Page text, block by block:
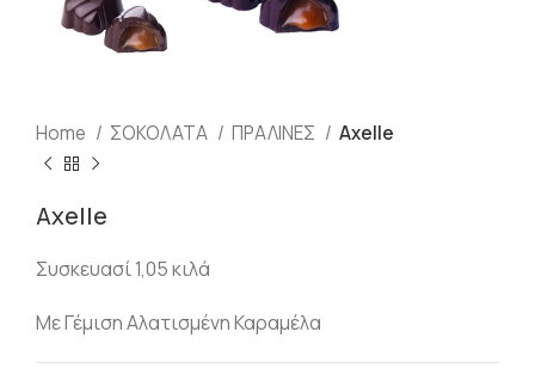
Home ΣΟΚΟΛΑΤΑ ΠΡΑΛΙΝΕΣ Axelle
Axelle
Συσκευασί 1,05 κιλά
Με Γέμιση Αλατισμένη Καραμέλα